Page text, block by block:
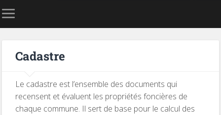
Cadastre
Le cadastre est l’ensemble des documents qui
recensent et évaluent les propriétés foncières de
chaque commune. Il sert de base pour le calcul des